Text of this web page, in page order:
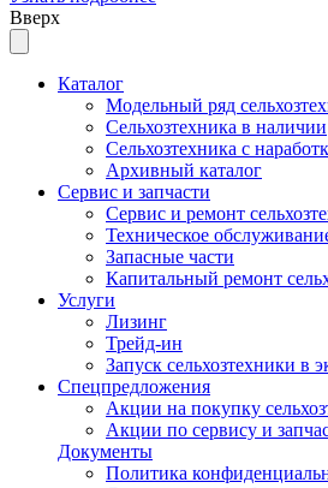
Вверх
Каталог
Модельный ряд
Сельхозтехника в наличии
Сельхозтехника с
Архивный каталог
Сервис и запчасти
Сервис и ремонт
Техническое
Запасные части
Капитальный ремонт
Услуги
Лизинг
Трейд-ин
Запуск сельхозтехники в
Спецпредложения
Акции на покупку
Акции по сервису и
Документы
Политика